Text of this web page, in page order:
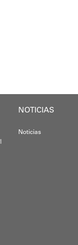
NOTICIAS
Noticias